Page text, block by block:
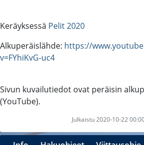
Keräyksessä Pelit 2020
Alkuperäislähde: https://
v=FYhiKvG-uc4
Sivun kuvailutiedot ovat peräisin
(YouTube).
Julkaistu 2020-10-22